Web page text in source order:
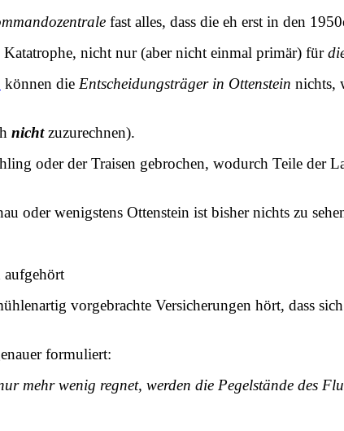
fast alles, dass die eh erst in den
nicht nur (aber nicht einmal primär) für
können die Entscheidungsträger in Ottenstein nichts,
nichtzuzurechnen).
oder der Traisen gebrochen, wodurch Teile der
oder wenigstens Ottenstein ist bisher nichts zu
aufgehört
vorgebrachte Versicherungen hört, dass
formuliert:
mehr wenig regnet, werden die Pegelstände des